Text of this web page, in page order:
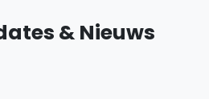
& Nieuws